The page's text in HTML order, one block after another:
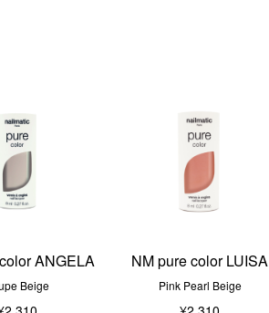
ANGELA
Beige
NM pure color LUISA
Pink Pearl Beige